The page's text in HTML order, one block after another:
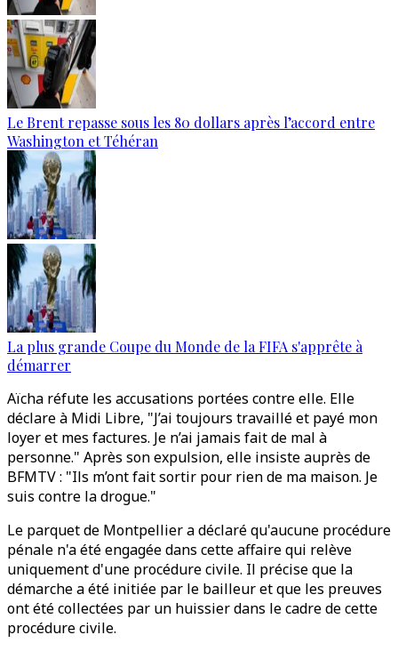
Le Brent repasse sous les 80 dollars après l’accord entre
Washington et Téhéran
La plus grande Coupe du Monde de la FIFA s'apprête à
démarrer
Aïcha réfute les accusations portées contre elle. Elle
déclare à Midi Libre, "J’ai toujours travaillé et payé mon
loyer et mes factures. Je n’ai jamais fait de mal à
personne." Après son expulsion, elle insiste auprès de
BFMTV : "Ils m’ont fait sortir pour rien de ma maison. Je
suis contre la drogue."
Le parquet de Montpellier a déclaré qu'aucune procédure
pénale n'a été engagée dans cette affaire qui relève
uniquement d'une procédure civile. Il précise que la
démarche a été initiée par le bailleur et que les preuves
ont été collectées par un huissier dans le cadre de cette
procédure civile.